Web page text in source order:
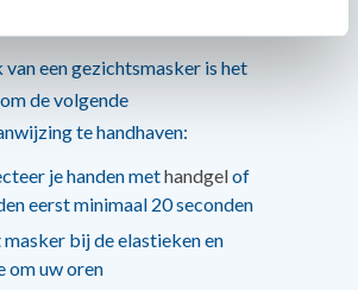
een gezichtsmasker is het
de volgende
te handhaven:
je handen methandgelof
eerst minimaal 20 seconden
masker bij de elastieken en
om uw oren